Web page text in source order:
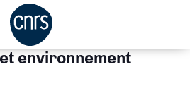
environnement